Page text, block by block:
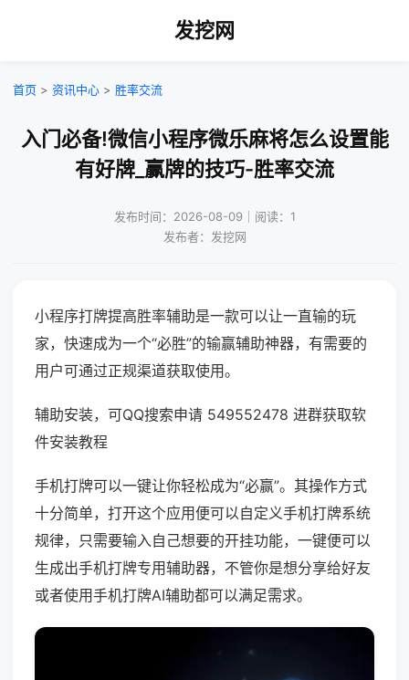
发挖网
首页 > 资讯中心 > 胜率交流
入门必备!微信小程序微乐麻将怎么设置能
有好牌_赢牌的技巧-胜率交流
发布时间：2026-08-09｜阅读：1
发布者：发挖网
小程序打牌提高胜率辅助是一款可以让一直输的玩
家，快速成为一个“必胜”的输赢辅助神器，有需要的
用户可通过正规渠道获取使用。
辅助安装，可QQ搜索申请 549552478 进群获取软
件安装教程
手机打牌可以一键让你轻松成为“必赢”。其操作方式
十分简单，打开这个应用便可以自定义手机打牌系统
规律，只需要输入自己想要的开挂功能，一键便可以
生成出手机打牌专用辅助器，不管你是想分享给好友
或者使用手机打牌AI辅助都可以满足需求。